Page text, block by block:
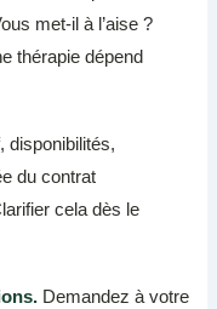
met-il à l’aise ?
thérapie dépend
disponibilités,
du contrat
cela dès le
Demandez à votre